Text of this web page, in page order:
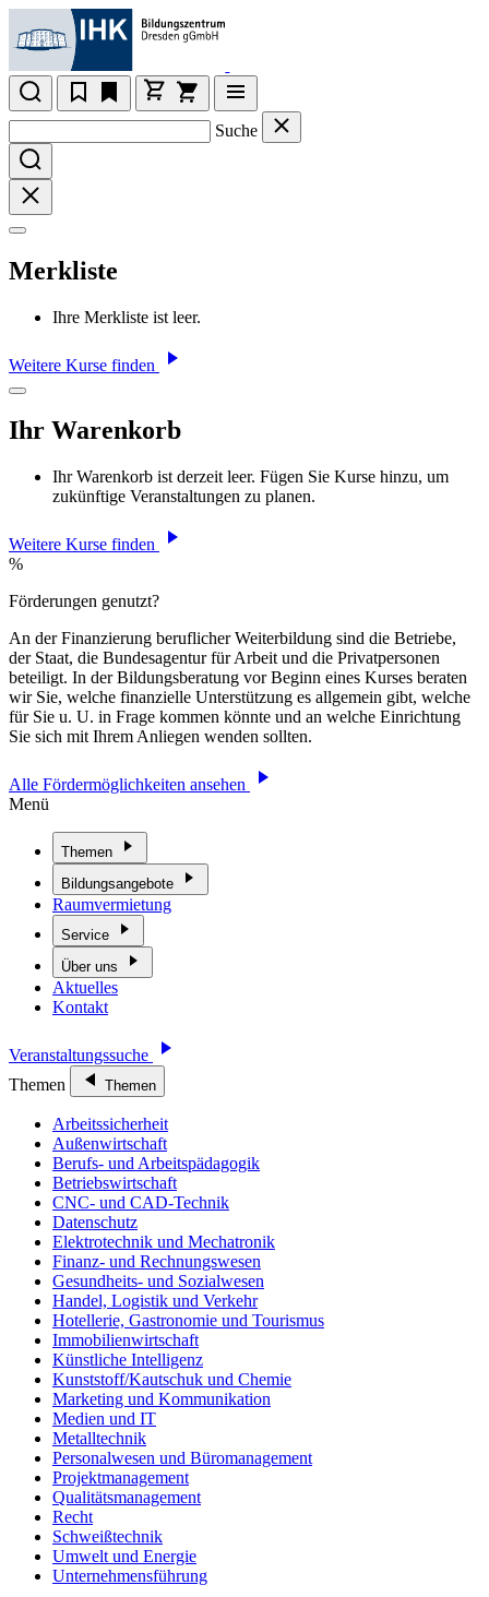
Suche
Merkliste
Ihre Merkliste ist leer.
Weitere Kurse finden
Ihr Warenkorb
Ihr Warenkorb ist derzeit leer. Fügen Sie Kurse hinzu, um
zukünftige Veranstaltungen zu planen.
Weitere Kurse finden
%
Förderungen genutzt?
An der Finanzierung beruflicher Weiterbildung sind die Betriebe,
der Staat, die Bundesagentur für Arbeit und die Privatpersonen
beteiligt. In der Bildungsberatung vor Beginn eines Kurses beraten
wir Sie, welche finanzielle Unterstützung es allgemein gibt, welche
für Sie u. U. in Frage kommen könnte und an welche Einrichtung
Sie sich mit Ihrem Anliegen wenden sollten.
Alle Fördermöglichkeiten ansehen
Menü
Themen
Bildungsangebote
Raumvermietung
Service
Über uns
Aktuelles
Kontakt
Veranstaltungssuche
Themen
Themen
Arbeitssicherheit
Außenwirtschaft
Berufs- und Arbeitspädagogik
Betriebswirtschaft
CNC- und CAD-Technik
Datenschutz
Elektrotechnik und Mechatronik
Finanz- und Rechnungswesen
Gesundheits- und Sozialwesen
Handel, Logistik und Verkehr
Hotellerie, Gastronomie und Tourismus
Immobilienwirtschaft
Künstliche Intelligenz
Kunststoff/Kautschuk und Chemie
Marketing und Kommunikation
Medien und IT
Metalltechnik
Personalwesen und Büromanagement
Projektmanagement
Qualitätsmanagement
Recht
Schweißtechnik
Umwelt und Energie
Unternehmensführung